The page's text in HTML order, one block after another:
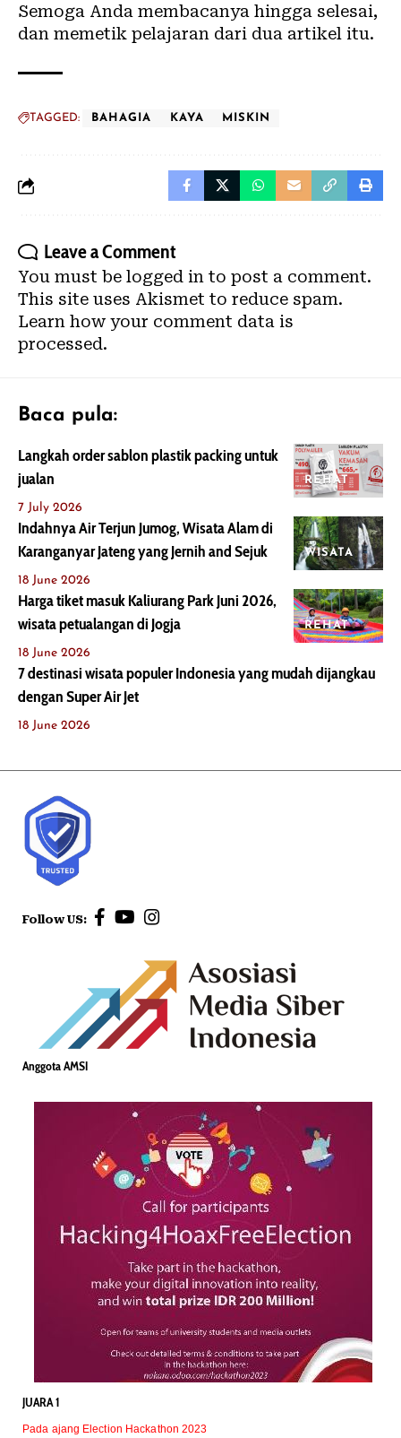
Semoga Anda membacanya hingga selesai,
dan memetik pelajaran dari dua artikel itu.
TAGGED: BAHAGIA KAYA MISKIN
Leave a Comment
You must be logged in to post a comment.
This site uses Akismet to reduce spam.
Learn how your comment data is
processed.
Baca pula:
REHAT
Langkah order sablon plastik packing untuk
jualan
7 July 2026
WISATA
Indahnya Air Terjun Jumog, Wisata Alam di
Karanganyar Jateng yang Jernih and Sejuk
18 June 2026
REHAT
Harga tiket masuk Kaliurang Park Juni 2026,
wisata petualangan di Jogja
18 June 2026
7 destinasi wisata populer Indonesia yang mudah dijangkau
dengan Super Air Jet
18 June 2026
Follow US:
Anggota AMSI
JUARA 1
Pada ajang Election Hackathon 2023